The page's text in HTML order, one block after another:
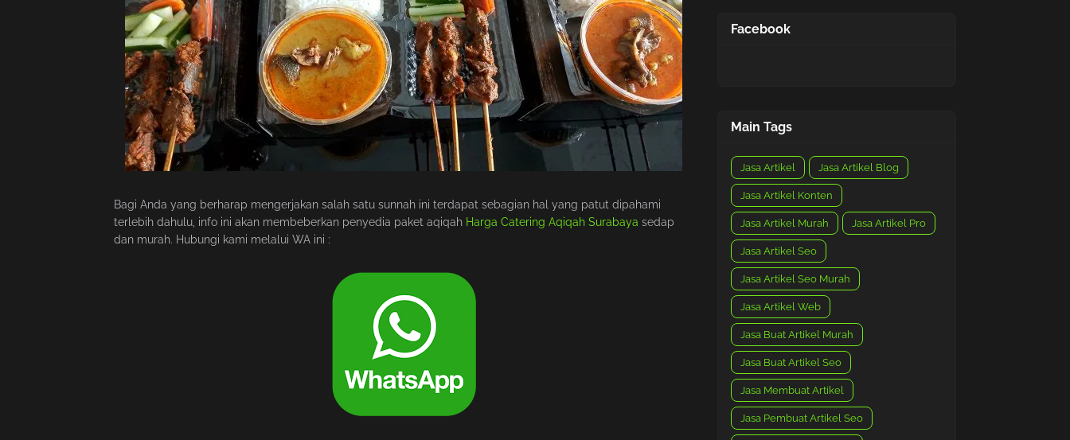
Bagi Anda yang berharap mengerjakan salah satu sunnah ini terdapat sebagian hal yang patut dipahami
terlebih dahulu, info ini akan membeberkan penyedia paket aqiqah Harga Catering Aqiqah Surabaya sedap
dan murah. Hubungi kami melalui WA ini :
Facebook
Main Tags
Jasa Artikel Jasa Artikel Blog
Jasa Artikel Konten
Jasa Artikel Murah Jasa Artikel Pro
Jasa Artikel Seo
Jasa Artikel Seo Murah
Jasa Artikel Web
Jasa Buat Artikel Murah
Jasa Buat Artikel Seo
Jasa Membuat Artikel
Jasa Pembuat Artikel Seo